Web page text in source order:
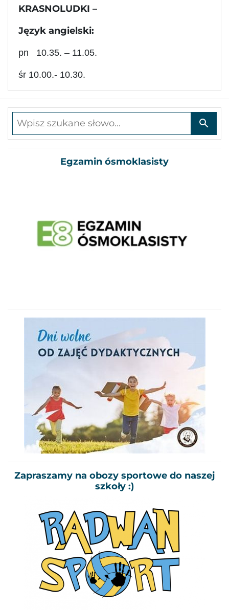
KRASNOLUDKI –
Język angielski:
pn 10.35. – 11.05.
śr 10.00.- 10.30.
Wpisz szukane słowo
Egzamin ósmoklasisty
Zapraszamy na obozy sportowe do naszej
szkoły :)